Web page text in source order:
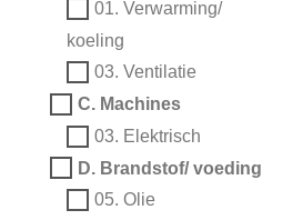
01. Verwarming/
koeling
03. Ventilatie
C. Machines
03. Elektrisch
D. Brandstof/ voeding
05. Olie